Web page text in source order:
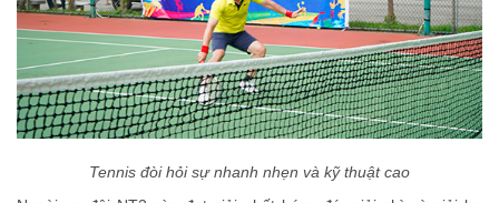
Tennis đòi hỏi sự nhanh nhẹn và kỹ thuật cao